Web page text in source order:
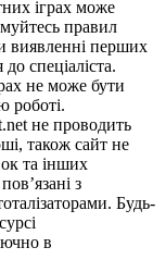
іграх може
правил
виявленні перших
спеціаліста.
не може бути
роботі.
не проводить
також сайт не
та інших
з
Будь-
в